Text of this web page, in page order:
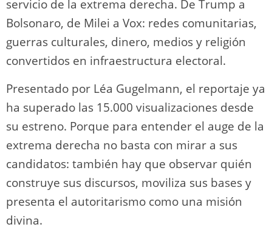
servicio de la extrema derecha. De Trump a
Bolsonaro, de Milei a Vox: redes comunitarias,
guerras culturales, dinero, medios y religión
convertidos en infraestructura electoral.
Presentado por Léa Gugelmann, el reportaje ya
ha superado las 15.000 visualizaciones desde
su estreno. Porque para entender el auge de la
extrema derecha no basta con mirar a sus
candidatos: también hay que observar quién
construye sus discursos, moviliza sus bases y
presenta el autoritarismo como una misión
divina.